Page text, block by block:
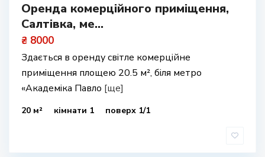
Оренда комерційного приміщення,
Салтівка, ме...
₴ 8000
Здається в оренду світле комерційне
приміщення площею 20.5 м², біля метро
«Академіка Павло [ще]
20 м² кімнати 1 поверх 1/1